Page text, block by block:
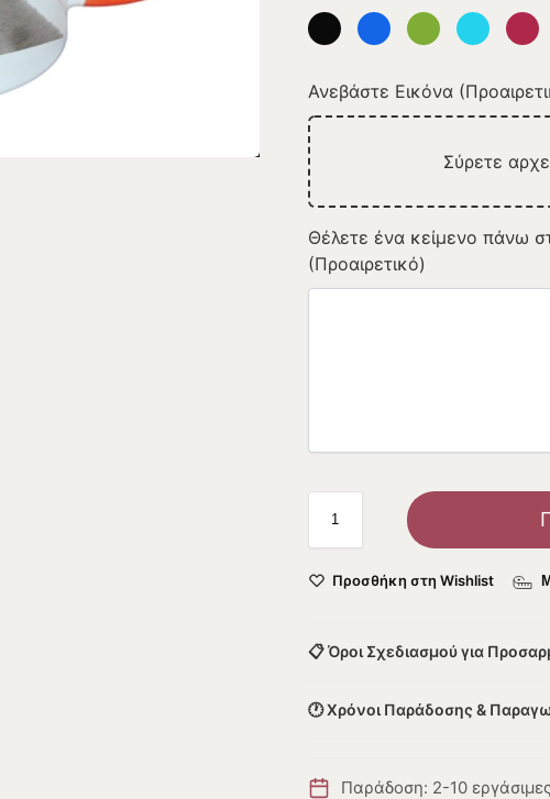
Ανεβάστε Εικόνα
Σύρετε
Θέλετε ένα κείμενο πάνω
(Προαιρετικό)
Προσθήκη στη Wishlist
📋 Όροι Σχεδιασμού για
🕐 Χρόνοι Παράδοσης &
Παράδοση: 2-10